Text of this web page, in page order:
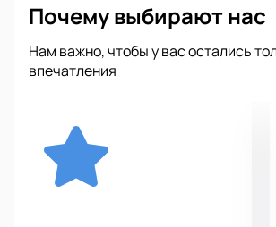
Чемпионате мира 2021 года по
спортивной сборной команды
Почему выбирают нас
Нам важно, чтобы у вас остались
впечатления